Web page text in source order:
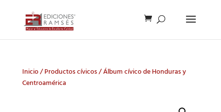
Inicio/Productos cívicos/ Álbum cívico de Honduras y
Centroamérica